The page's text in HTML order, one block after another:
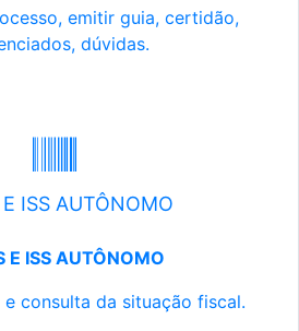
emitir guia, certidão,
dúvidas.
ISS AUTÔNOMO
E ISS AUTÔNOMO
e consulta da situação fiscal.